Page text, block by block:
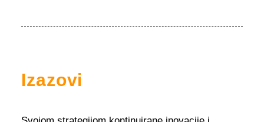
Izazovi